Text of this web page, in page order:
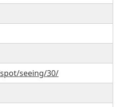
seeing/30/